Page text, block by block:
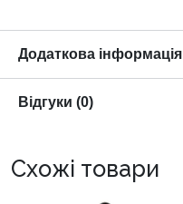
Додаткова інформація
Відгуки (0)
Схожі товари